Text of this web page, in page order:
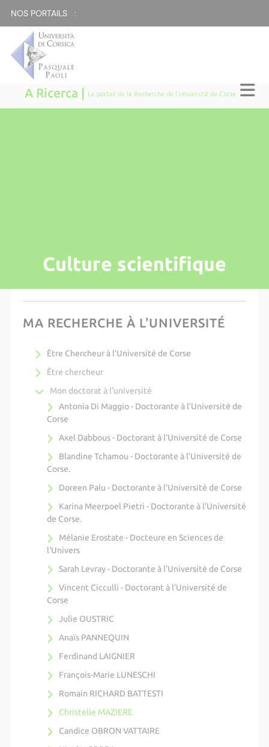
NOS PORTAILS :
A Ricerca | Le portail de la Recherche de l'Université de Corse
Culture scientifique
MA RECHERCHE À L'UNIVERSITÉ
Être Chercheur à l’Université de Corse
Être chercheur
Mon doctorat à l'université
Antonia Di Maggio - Doctorante à l’Université de
Corse
Axel Dabbous - Doctorant à l’Université de Corse
Blandine Tchamou - Doctorante à l’Université de
Corse.
Doreen Palu - Doctorante à l’Université de Corse
Karina Meerpoel Pietri - Doctorante à l’Université
de Corse.
Mélanie Erostate - Docteure en Sciences de
l'Univers
Sarah Levray - Doctorante à l’Université de Corse
Vincent Cicculli - Doctorant à l’Université de
Corse
Julie OUSTRIC
Anaïs PANNEQUIN
Ferdinand LAIGNIER
François-Marie LUNESCHI
Romain RICHARD BATTESTI
Christelle MAZIERE
Candice OBRON VATTAIRE